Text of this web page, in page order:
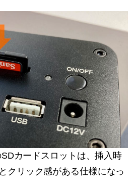
カードスロットは、挿入時
クリック感がある仕様になっ